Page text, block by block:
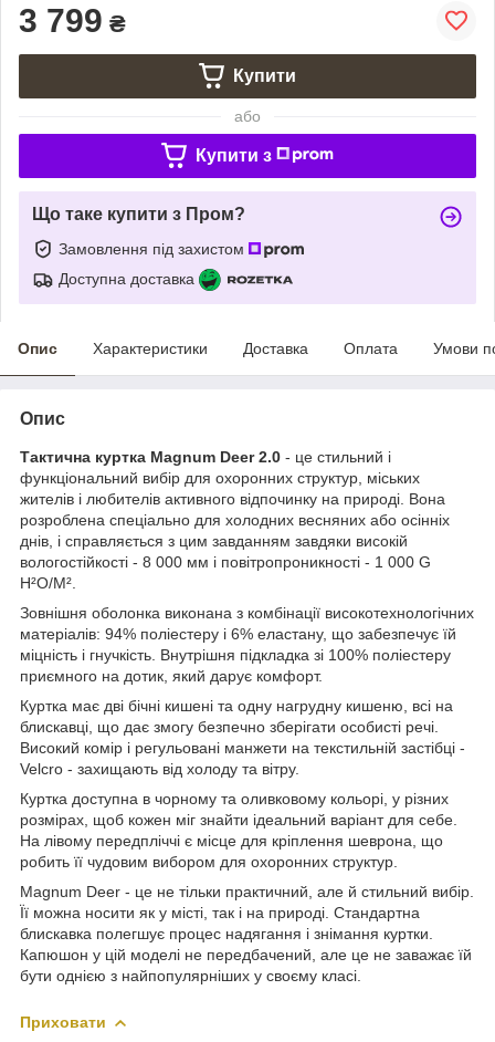
3 799 ₴
Купити
або
Купити з
Що таке купити з Пром?
Замовлення під захистом
Доступна доставка
Опис Характеристики Доставка Оплата Умови
Опис
Тактична куртка Magnum Deer 2.0 - це стильний і
функціональний вибір для охоронних структур, міських
жителів і любителів активного відпочинку на природі. Вона
розроблена спеціально для холодних весняних або осінніх
днів, і справляється з цим завданням завдяки високій
вологостійкості - 8 000 мм і повітропроникності - 1 000 G
H²O/M².
Зовнішня оболонка виконана з комбінації високотехнологічних
матеріалів: 94% поліестеру і 6% еластану, що забезпечує їй
міцність і гнучкість. Внутрішня підкладка зі 100% поліестеру
приємного на дотик, який дарує комфорт.
Куртка має дві бічні кишені та одну нагрудну кишеню, всі на
блискавці, що дає змогу безпечно зберігати особисті речі.
Високий комір і регульовані манжети на текстильній застібці -
Velcro - захищають від холоду та вітру.
Куртка доступна в чорному та оливковому кольорі, у різних
розмірах, щоб кожен міг знайти ідеальний варіант для себе.
На лівому передпліччі є місце для кріплення шеврона, що
робить її чудовим вибором для охоронних структур.
Magnum Deer - це не тільки практичний, але й стильний вибір.
Її можна носити як у місті, так і на природі. Стандартна
блискавка полегшує процес надягання і знімання куртки.
Капюшон у цій моделі не передбачений, але це не заважає їй
бути однією з найпопулярніших у своєму класі.
Приховати